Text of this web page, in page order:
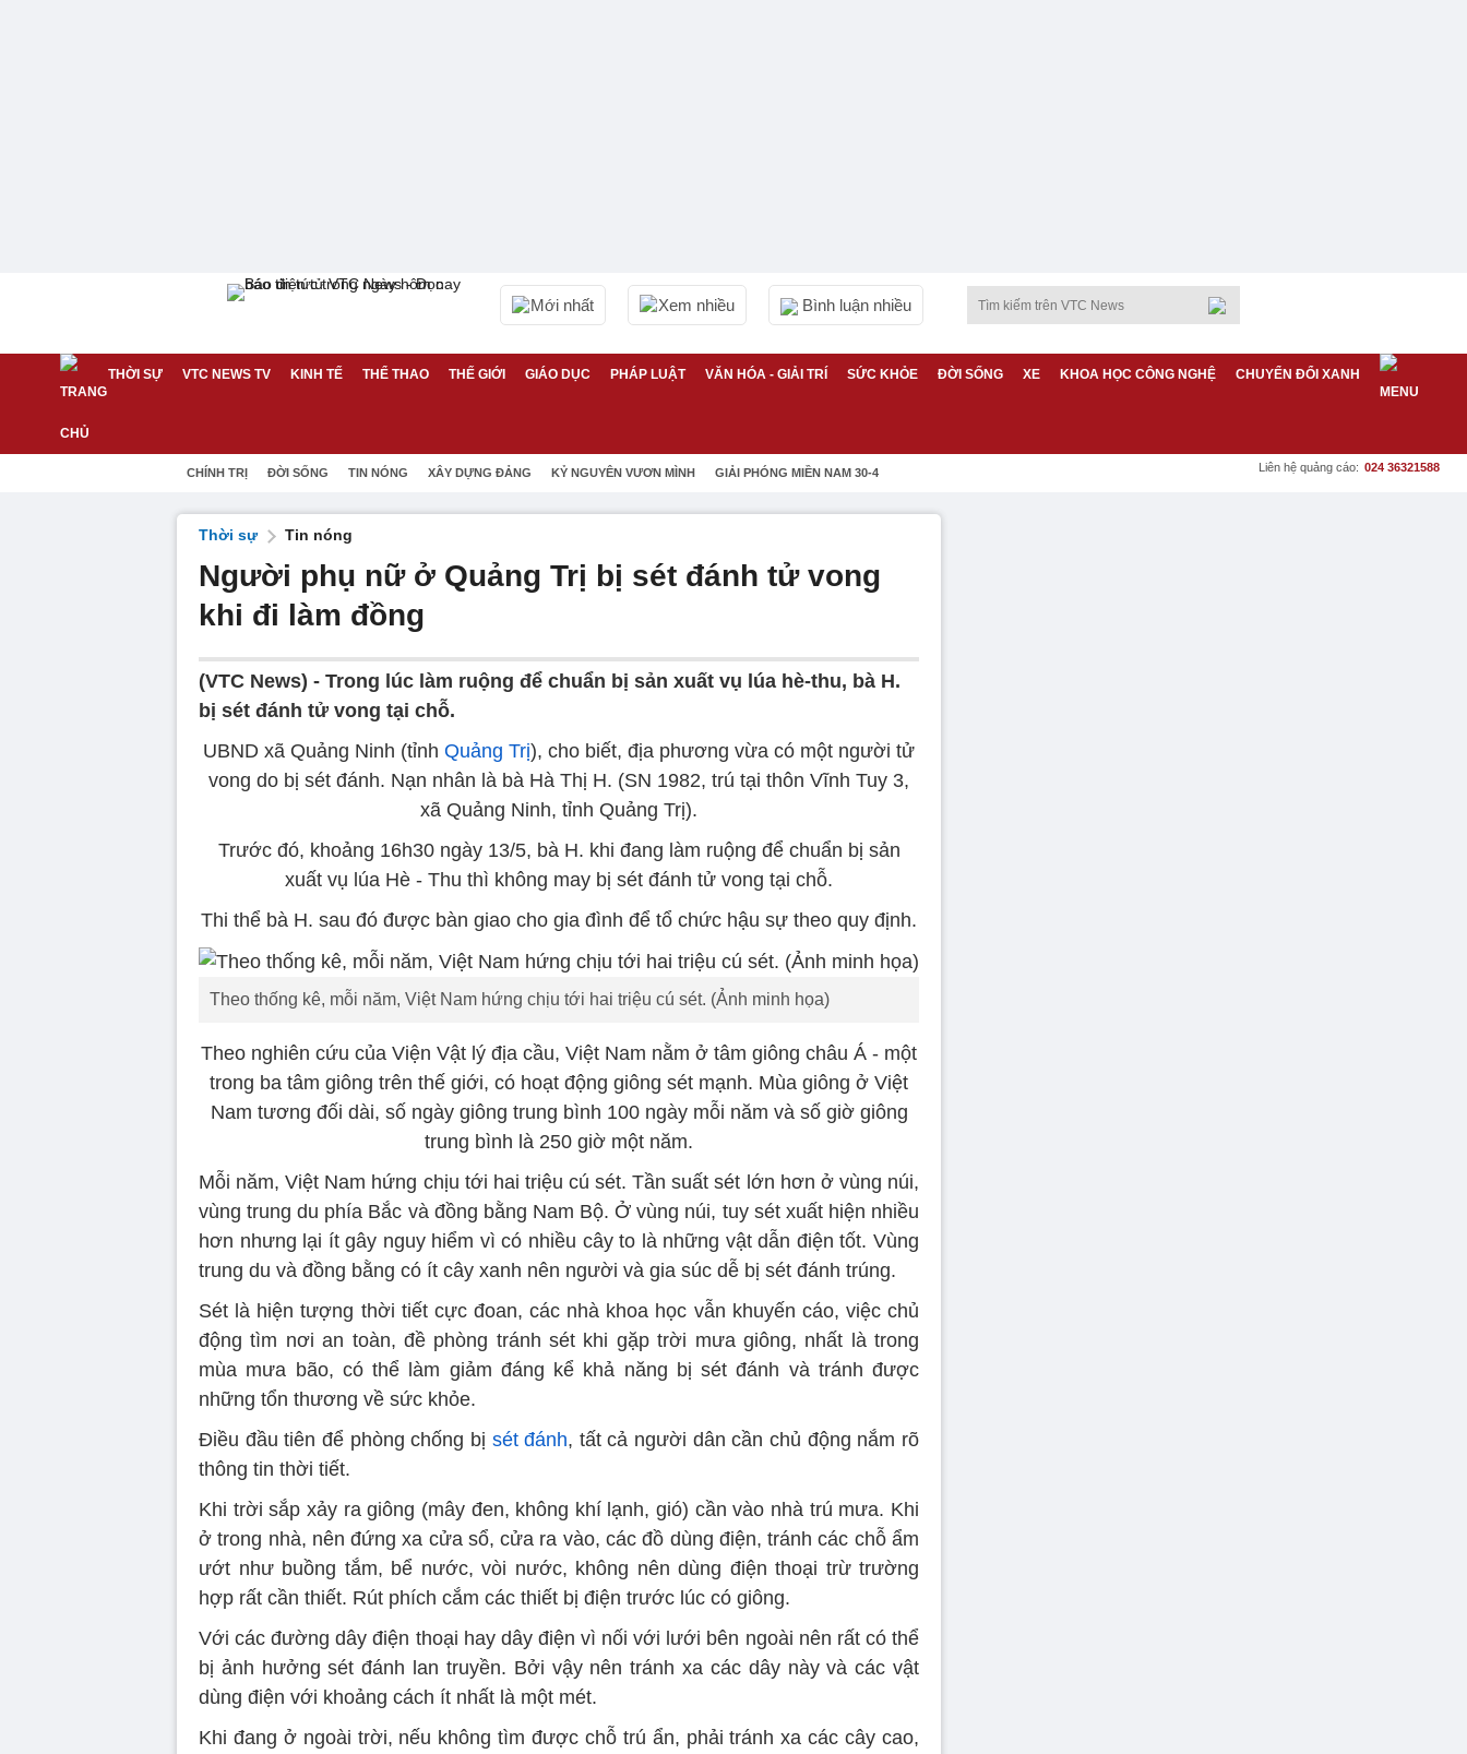
Mới nhất Xem nhiều Bình luận nhiều
THỜI SỰ VTC NEWS TV KINH TẾ THỂ THAO THẾ GIỚI GIÁO DỤC PHÁP LUẬT VĂN HÓA - GIẢI TRÍ SỨC KHỎE ĐỜI SỐNG XE KHOA HỌC CÔNG NGHỆ CHUYỂN ĐỔI XANH
CHÍNH TRỊ ĐỜI SỐNG TIN NÓNG XÂY DỰNG ĐẢNG KỶ NGUYÊN VƯƠN MÌNH GIẢI PHÓNG MIỀN NAM 30-4 Liên hệ quảng cáo: 024 36321588
Thời sự Tin nóng
Người phụ nữ ở Quảng Trị bị sét đánh tử vong
khi đi làm đồng
(VTC News) - Trong lúc làm ruộng để chuẩn bị sản xuất vụ lúa hè-thu, bà H.
bị sét đánh tử vong tại chỗ.
UBND xã Quảng Ninh (tỉnh Quảng Trị), cho biết, địa phương vừa có một người tử
vong do bị sét đánh. Nạn nhân là bà Hà Thị H. (SN 1982, trú tại thôn Vĩnh Tuy 3,
xã Quảng Ninh, tỉnh Quảng Trị).
Trước đó, khoảng 16h30 ngày 13/5, bà H. khi đang làm ruộng để chuẩn bị sản
xuất vụ lúa Hè - Thu thì không may bị sét đánh tử vong tại chỗ.
Thi thể bà H. sau đó được bàn giao cho gia đình để tổ chức hậu sự theo quy định.
Theo thống kê, mỗi năm, Việt Nam hứng chịu tới hai triệu cú sét. (Ảnh minh họa)
Theo nghiên cứu của Viện Vật lý địa cầu, Việt Nam nằm ở tâm giông châu Á - một
trong ba tâm giông trên thế giới, có hoạt động giông sét mạnh. Mùa giông ở Việt
Nam tương đối dài, số ngày giông trung bình 100 ngày mỗi năm và số giờ giông
trung bình là 250 giờ một năm.
Mỗi năm, Việt Nam hứng chịu tới hai triệu cú sét. Tần suất sét lớn hơn ở vùng núi,
vùng trung du phía Bắc và đồng bằng Nam Bộ. Ở vùng núi, tuy sét xuất hiện nhiều
hơn nhưng lại ít gây nguy hiểm vì có nhiều cây to là những vật dẫn điện tốt. Vùng
trung du và đồng bằng có ít cây xanh nên người và gia súc dễ bị sét đánh trúng.
Sét là hiện tượng thời tiết cực đoan, các nhà khoa học vẫn khuyến cáo, việc chủ
động tìm nơi an toàn, đề phòng tránh sét khi gặp trời mưa giông, nhất là trong
mùa mưa bão, có thể làm giảm đáng kể khả năng bị sét đánh và tránh được
những tổn thương về sức khỏe.
Điều đầu tiên để phòng chống bị sét đánh, tất cả người dân cần chủ động nắm rõ
thông tin thời tiết.
Khi trời sắp xảy ra giông (mây đen, không khí lạnh, gió) cần vào nhà trú mưa. Khi
ở trong nhà, nên đứng xa cửa sổ, cửa ra vào, các đồ dùng điện, tránh các chỗ ẩm
ướt như buồng tắm, bể nước, vòi nước, không nên dùng điện thoại trừ trường
hợp rất cần thiết. Rút phích cắm các thiết bị điện trước lúc có giông.
Với các đường dây điện thoại hay dây điện vì nối với lưới bên ngoài nên rất có thể
bị ảnh hưởng sét đánh lan truyền. Bởi vậy nên tránh xa các dây này và các vật
dùng điện với khoảng cách ít nhất là một mét.
Khi đang ở ngoài trời, nếu không tìm được chỗ trú ẩn, phải tránh xa các cây cao,